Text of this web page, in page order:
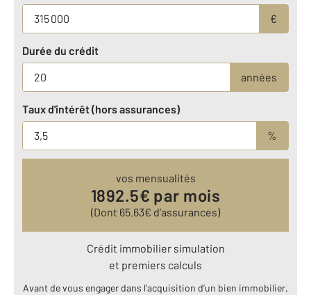
€
Durée du crédit
années
Taux d'intérêt (hors assurances)
%
vos mensualités
1892.5€ par mois
(Dont 65.63€ d’assurances)
Crédit immobilier simulation
et premiers calculs
Avant de vous engager dans l’acquisition d’un bien immobilier,